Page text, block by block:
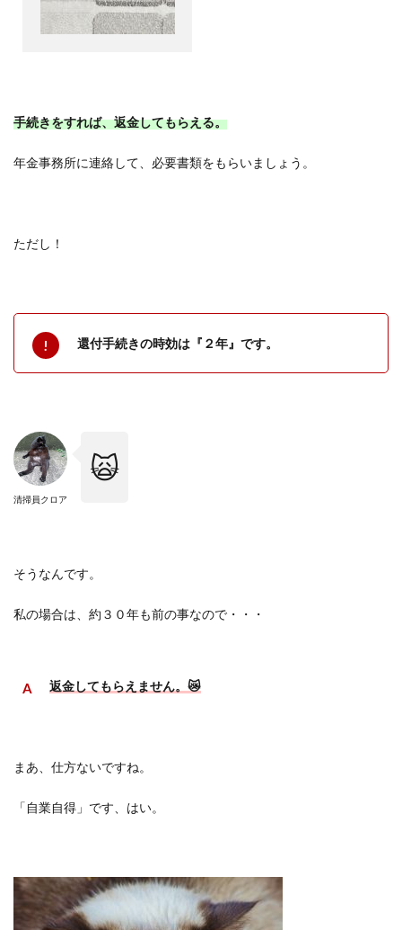
手続きをすれば、返金してもらえる。
年金事務所に連絡して、必要書類をもらいましょう。
ただし！
還付手続きの時効は『２年』です。
清掃員クロア
🙀
そうなんです。
私の場合は、約３０年も前の事なので・・・
返金してもらえません。 😿
まあ、仕方ないですね。
「自業自得」です、はい。